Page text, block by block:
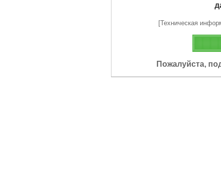
[Техническая
Пожалуйста,